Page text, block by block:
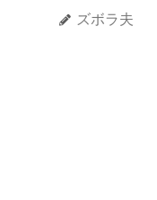
ズボラ夫